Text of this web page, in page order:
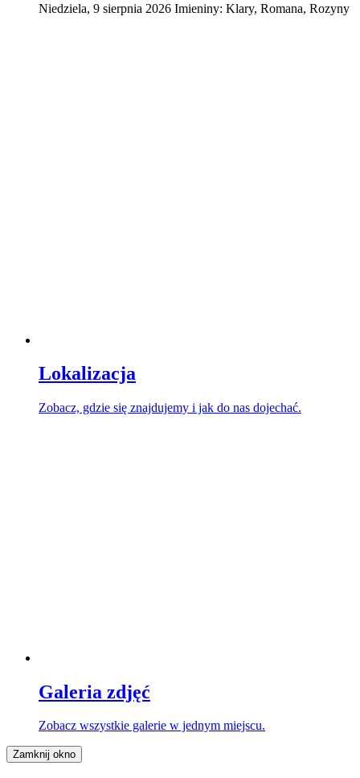
Niedziela, 9 sierpnia 2026 Imieniny: Klary, Romana, Rozyny
Lokalizacja
Zobacz, gdzie się znajdujemy i jak do nas dojechać.
Galeria zdjęć
Zobacz wszystkie galerie w jednym miejscu.
Zamknij okno